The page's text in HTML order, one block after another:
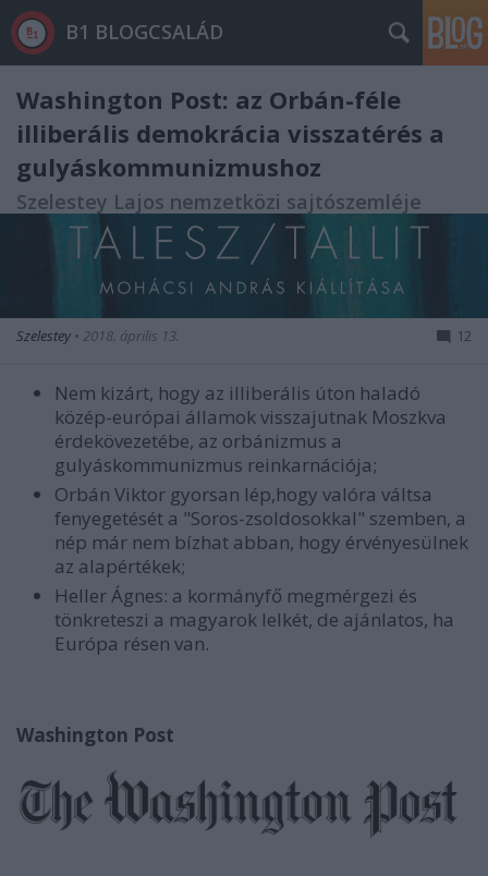
B1 BLOGCSALÁD
Washington Post: az Orbán-féle
illiberális demokrácia visszatérés a
gulyáskommunizmushoz
Szelestey Lajos nemzetközi sajtószemléje
Szelestey • 2018. április 13. 12
Nem kizárt, hogy az illiberális úton haladó
közép-európai államok visszajutnak Moszkva
érdekövezetébe, az orbánizmus a
gulyáskommunizmus reinkarnációja;
Orbán Viktor gyorsan lép,hogy valóra váltsa
fenyegetését a "Soros-zsoldosokkal" szemben, a
nép már nem bízhat abban, hogy érvényesülnek
az alapértékek;
Heller Ágnes: a kormányfő megmérgezi és
tönkreteszi a magyarok lelkét, de ajánlatos, ha
Európa résen van.
Washington Post